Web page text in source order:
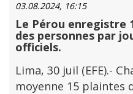
03.08.2024, 16:15
Le Pérou enregistre
des personnes par
officiels.
Lima, 30 juil (EFE).-
moyenne 15